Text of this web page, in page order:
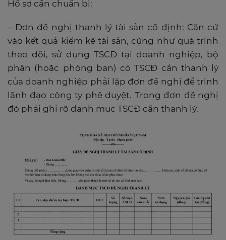
Hồ sơ cần chuẩn bị:
– Đơn đề nghị thanh lý tài sản cố định: Căn cứ
vào kết quả kiểm kê tài sản, cũng như quá trình
theo dõi, sử dụng TSCĐ tại doanh nghiệp, bộ
phận (hoặc phòng ban) có TSCĐ cần thanh lý
của doanh nghiệp phải lập đơn đề nghị để trình
lãnh đạo công ty phê duyệt. Trong đơn đề nghị
đó phải ghi rõ danh mục TSCĐ cần thanh lý.